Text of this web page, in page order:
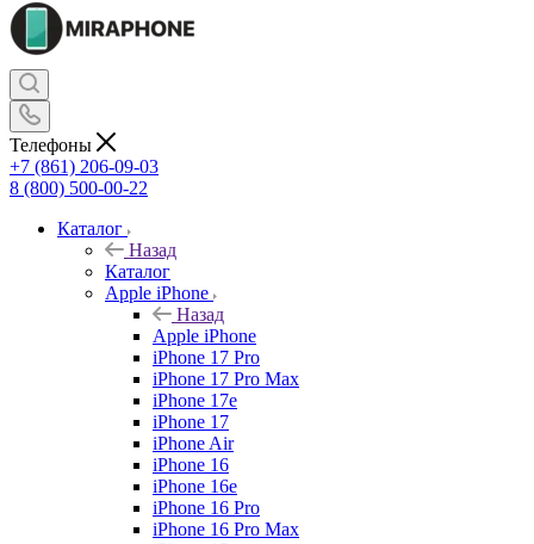
Телефоны
+7 (861) 206-09-03
8 (800) 500-00-22
Каталог
Назад
Каталог
Apple iPhone
Назад
Apple iPhone
iPhone 17 Pro
iPhone 17 Pro Max
iPhone 17e
iPhone 17
iPhone Air
iPhone 16
iPhone 16e
iPhone 16 Pro
iPhone 16 Pro Max